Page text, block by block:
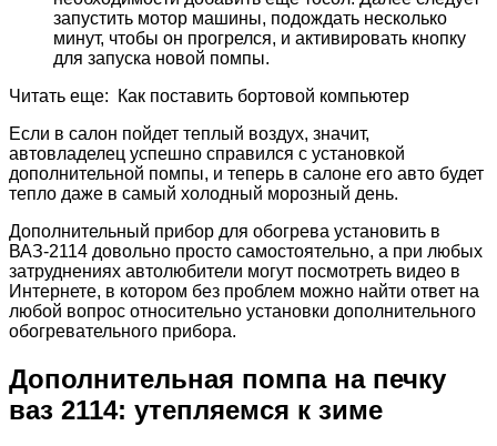
запустить мотор машины, подождать несколько
минут, чтобы он прогрелся, и активировать кнопку
для запуска новой помпы.
Читать еще: Как поставить бортовой компьютер
Если в салон пойдет теплый воздух, значит,
автовладелец успешно справился с установкой
дополнительной помпы, и теперь в салоне его авто будет
тепло даже в самый холодный морозный день.
Дополнительный прибор для обогрева установить в
ВАЗ-2114 довольно просто самостоятельно, а при любых
затруднениях автолюбители могут посмотреть видео в
Интернете, в котором без проблем можно найти ответ на
любой вопрос относительно установки дополнительного
обогревательного прибора.
Дополнительная помпа на печку
ваз 2114: утепляемся к зиме